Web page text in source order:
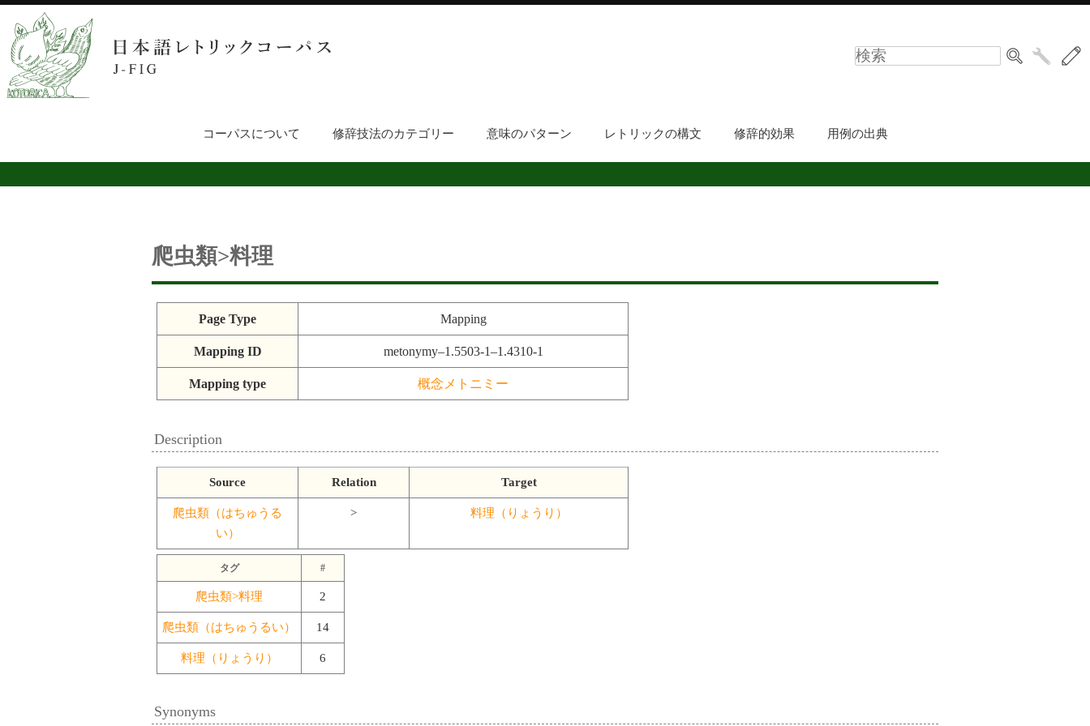
コーパスについて 修辞技法のカテゴリー 意味のパターン レトリックの構文 修辞的効果 用例の出典
爬虫類>料理
Page Type Mapping
Mapping ID metonymy–1.5503-1–1.4310-1
Mapping type 概念メトニミー
Description
Source Relation Target
爬虫類（はちゅうる
い）
> 料理（りょうり）
タグ #
爬虫類>料理 2
爬虫類（はちゅうるい） 14
料理（りょうり） 6
Synonyms